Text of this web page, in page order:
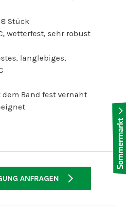
Stück
wetterfest, sehr robust
langlebiges,
Band fest vernäht
ANFRAGEN